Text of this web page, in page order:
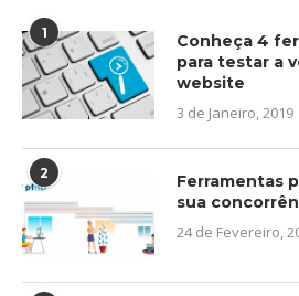
1
Conheça 4
para testar a
website
3 de Janeiro, 2019
2
Ferramentas
sua
24 de Fevereiro,